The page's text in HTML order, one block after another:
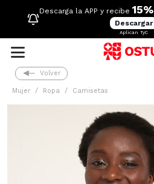
Descarga la APP y recibe 15%
Descargar
Aplican TyC
Volver
Mujer Ropa Camisetas